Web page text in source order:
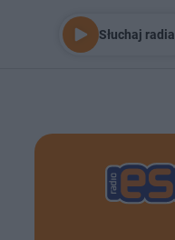
Słuchaj radia